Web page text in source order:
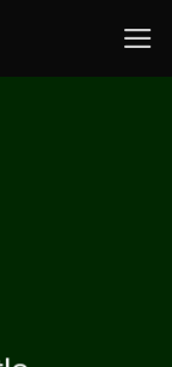
محتوا